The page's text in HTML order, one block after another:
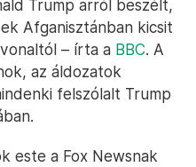
Trump arról beszélt,
Afganisztánban kicsit
– írta a BBC. A
az áldozatok
felszólalt Trump
este a Fox Newsnak